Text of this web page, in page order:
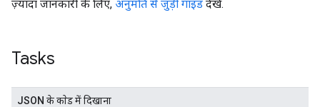
ज़्यादा जानकारी के लिए, अनुमति से जुड़ी गाइड देखें.
Tasks
JSON के काेड में दिखाना